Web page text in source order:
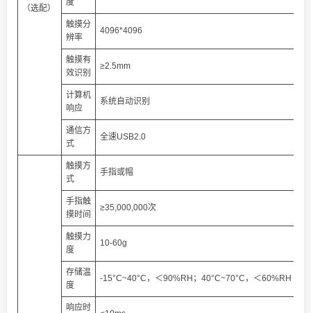
（选配）
度
触摸分
辨率
4096*4096
触摸有
效识别
≥2.5mm
计算机
响应
系统自动识别
通信方
式
全速USB2.0
触摸方
式
手指或帽
手指触
摸时间
≥35,000,000次
触摸力
度
10-60g
存储温
度
-15°C~40°C，＜90%RH；40°C~70°C，＜60%RH
响应时